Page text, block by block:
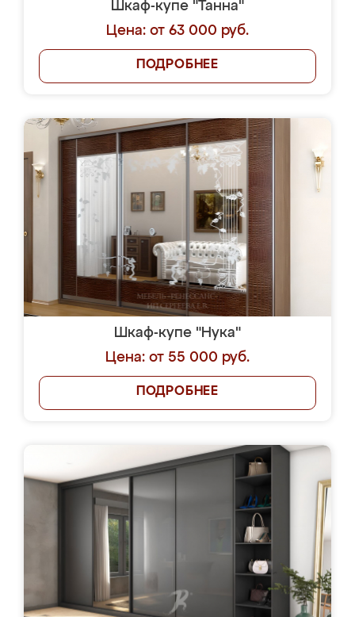
Шкаф-купе "Танна"
Цена: от 63 000 руб.
ПОДРОБНЕЕ
Шкаф-купе "Нука"
Цена: от 55 000 руб.
ПОДРОБНЕЕ